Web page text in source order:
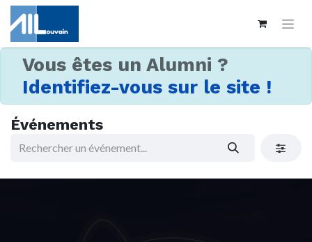
Vous êtes un Alumni ?
Identifiez-vous sur le site !
Événements